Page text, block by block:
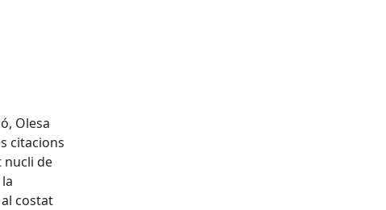
Olesa
citacions
nucli de
costat